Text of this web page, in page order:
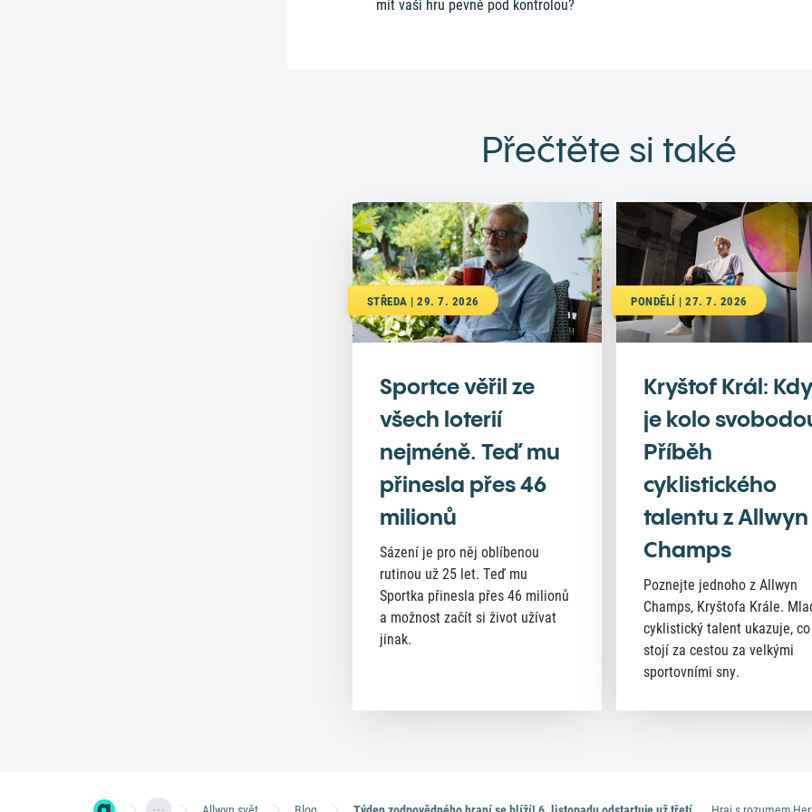
mít vaši hru pevně pod kontrolou?
Přečtěte si také
STŘEDA | 29. 7. 2026
Sportce věřil ze
všech loterií
nejméně. Teď mu
přinesla přes 46
milionů
Sázení je pro něj oblíbenou
rutinou už 25 let. Teď mu
Sportka přinesla přes 46 milionů
a možnost začít si život užívat
jinak.
PONDĚLÍ | 27. 7. 2026
Kryštof Král:
je kolo
Příběh
cyklistického
talentu z Allwyn
Champs
Poznejte jednoho z Allwyn
Champs, Kryštofa Krále.
cyklistický talent ukazuje, co
stojí za cestou za velkými
sportovními sny.